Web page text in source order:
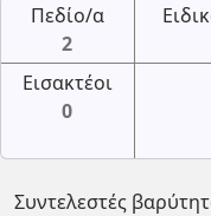
Πεδίο/α
2
Εισακτέοι
0
Συντελεστές